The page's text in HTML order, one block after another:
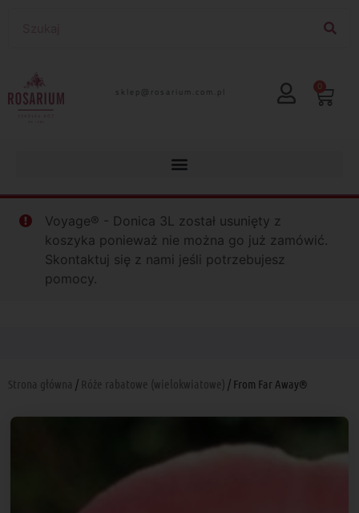
lp.moc.muirasor@pelks 0
Voyage® - Donica 3L został usunięty z
koszyka ponieważ nie można go już zamówić.
Skontaktuj się z nami jeśli potrzebujesz
pomocy.
Strona główna / Róże rabatowe (wielokwiatowe) / From Far Away®